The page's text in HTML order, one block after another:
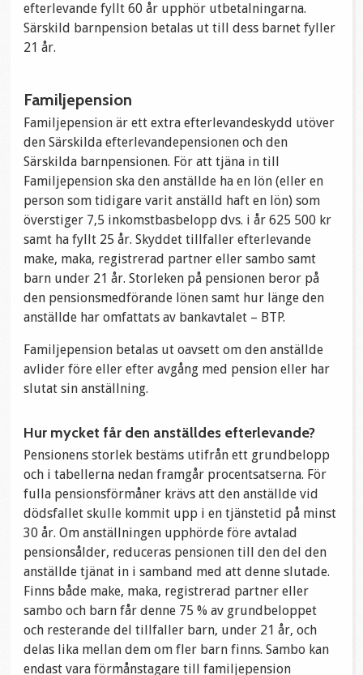
efterlevande fyllt 60 år upphör utbetalningarna.
Särskild barnpension betalas ut till dess barnet fyller
21 år.
Familjepension
Familjepension är ett extra efterlevandeskydd utöver
den Särskilda efterlevandepensionen och den
Särskilda barnpensionen. För att tjäna in till
Familjepension ska den anställde ha en lön (eller en
person som tidigare varit anställd haft en lön) som
överstiger 7,5 inkomstbasbelopp dvs. i år 625 500 kr
samt ha fyllt 25 år. Skyddet tillfaller efterlevande
make, maka, registrerad partner eller sambo samt
barn under 21 år. Storleken på pensionen beror på
den pensionsmedförande lönen samt hur länge den
anställde har omfattats av bankavtalet – BTP.
Familjepension betalas ut oavsett om den anställde
avlider före eller efter avgång med pension eller har
slutat sin anställning.
Hur mycket får den anställdes efterlevande?
Pensionens storlek bestäms utifrån ett grundbelopp
och i tabellerna nedan framgår procentsatserna. För
fulla pensionsförmåner krävs att den anställde vid
dödsfallet skulle kommit upp i en tjänstetid på minst
30 år. Om anställningen upphörde före avtalad
pensionsålder, reduceras pensionen till den del den
anställde tjänat in i samband med att denne slutade.
Finns både make, maka, registrerad partner eller
sambo och barn får denne 75 % av grundbeloppet
och resterande del tillfaller barn, under 21 år, och
delas lika mellan dem om fler barn finns. Sambo kan
endast vara förmånstagare till familjepension